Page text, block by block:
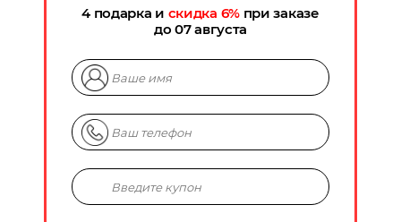
4 подарка и скидка 6%при заказе